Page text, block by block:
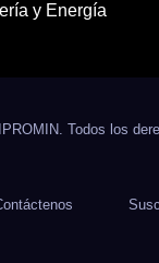
y Energía
Todos los